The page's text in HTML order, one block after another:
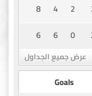
2
4
8
0
6
6
عرض جميع الجداول
Goals